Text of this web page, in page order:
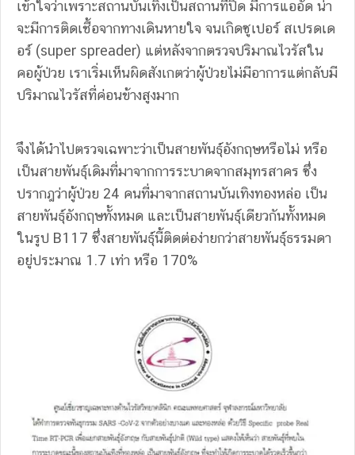
เข้าใจว่าเพราะสถานบันเทิงเป็นสถานที่ปิด มีการแออัด น่า
จะมีการติดเชื้อจากทางเดินหายใจ จนเกิดซูเปอร์ สเปรดเด
อร์ (super spreader) แต่หลังจากตรวจปริมาณไวรัสใน
คอผู้ป่วย เราเริ่มเห็นผิดสังเกตว่าผู้ป่วยไม่มีอาการแต่กลับมี
ปริมาณไวรัสที่ค่อนข้างสูงมาก
จึงได้นำไปตรวจเฉพาะว่าเป็นสายพันธุ์อังกฤษหรือไม่ หรือ
เป็นสายพันธุ์เดิมที่มาจากการระบาดจากสมุทรสาคร ซึ่ง
ปรากฎว่าผู้ป่วย 24 คนที่มาจากสถานบันเทิงทองหล่อ เป็น
สายพันธุ์อังกฤษทั้งหมด และเป็นสายพันธุ์เดียวกันทั้งหมด
ในรูป B117 ซึ่งสายพันธุ์นี้ติดต่อง่ายกว่าสายพันธุ์ธรรมดา
อยู่ประมาณ 1.7 เท่า หรือ 170%